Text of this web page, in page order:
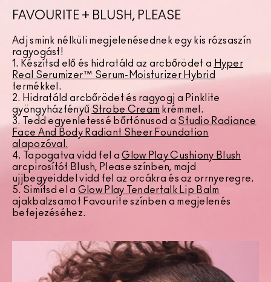
FAVOURITE + BLUSH, PLEASE
Adj smink nélküli megjelenésednek egy kis rózsaszín
ragyogást!
1. Készítsd elő és hidratáld az arcbőrödet a Hyper
Real Serumizer™ Serum-Moisturizer Hybrid
termékkel.
2. Hidratáld arcbőrödet és ragyogj a Pinklite
gyöngyházfényű Strobe Cream krémmel.
3. Tedd egyenletessé bőrtónusod a Studio Radiance
Face And Body Radiant Sheer Foundation
alapozóval.
4. Tapogatva vidd fel aGlow Play Cushiony Blush
arcpirosítót Blush, Please színben, majd
ujjbegyeiddel vidd fel az orcákra és az orrnyeregre.
5. Simítsd el a Glow Play Tendertalk Lip Balm
ajakbalzsamot Favourite színben a megjelenés
befejezéséhez.